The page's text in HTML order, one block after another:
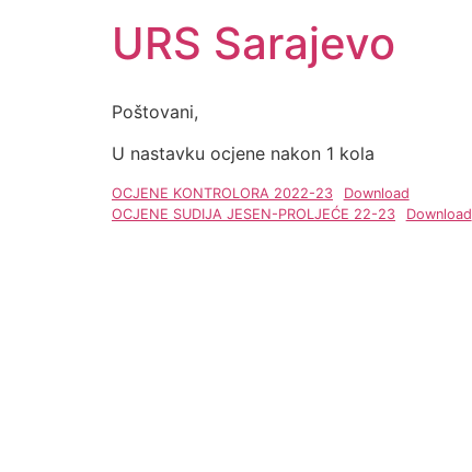
URS Sarajevo
Poštovani,
U nastavku ocjene nakon 1 kola
OCJENE KONTROLORA 2022-23
Download
OCJENE SUDIJA JESEN-PROLJEĆE 22-23
Download